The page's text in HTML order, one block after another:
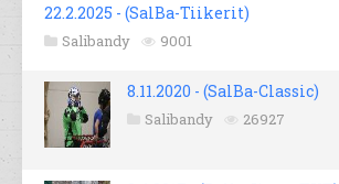
22.2.2025 - (SalBa-Tiikerit)
Salibandy 9001
8.11.2020 - (SalBa-Classic)
Salibandy 26927